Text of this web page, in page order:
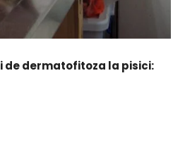
de dermatofitoza la pisici: